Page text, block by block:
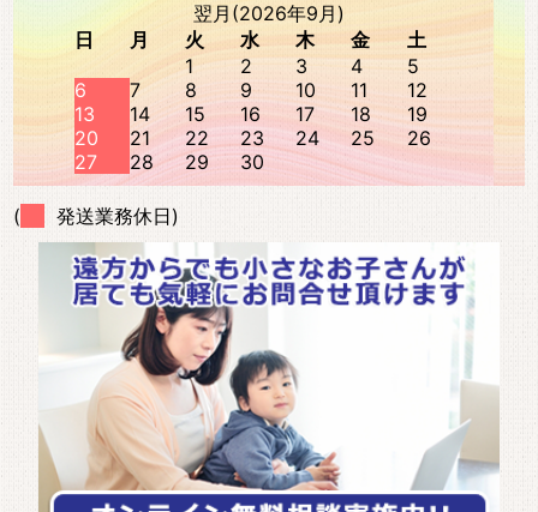
翌月(2026年9月)
日
月 火 水 木 金
土
1
2 3 4
5
6
7 8 9 10 11
12
13
14 15 16 17 18
19
20
21 22 23 24 25
26
27
28 29 30
( 発送業務休日)